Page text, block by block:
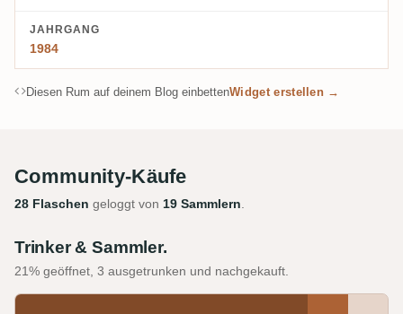
JAHRGANG
1984
Diesen Rum auf deinem Blog einbettenWidget erstellen →
Community-Käufe
28 Flaschen geloggt von 19 Sammlern.
Trinker & Sammler.
21% geöffnet, 3 ausgetrunken und nachgekauft.